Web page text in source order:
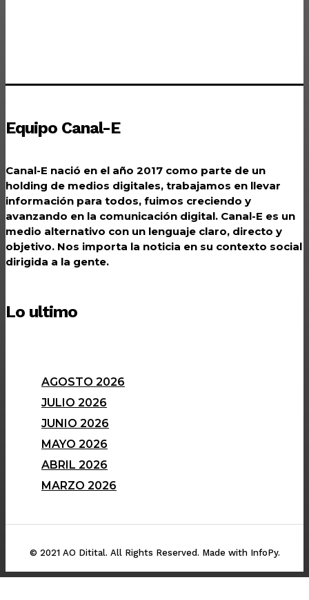
Equipo Canal-E
Canal-E nació en el año 2017 como parte de un
holding de medios digitales, trabajamos en llevar
información para todos, fuimos creciendo y
avanzando en la comunicación digital. Canal-E es un
medio alternativo con un lenguaje claro, directo y
objetivo. Nos importa la noticia en su contexto social
dirigida a la gente.
Lo ultimo
AGOSTO 2026
JULIO 2026
JUNIO 2026
MAYO 2026
ABRIL 2026
MARZO 2026
© 2021 AO Ditital. All Rights Reserved. Made with InfoPy.